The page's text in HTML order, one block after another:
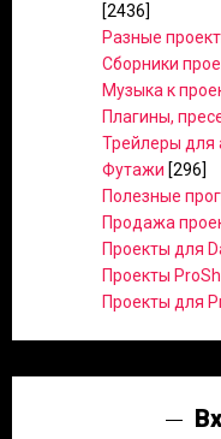
[2436]
Разные
Сборники
Музыка к
Плагины,
Трейлеры
Футажи [296]
Полезные
Продажа
Проекты для
Проекты
Проекты для